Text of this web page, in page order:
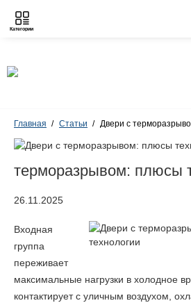
Категории
Главная Статьи Двери с
терморазрывом: плюсы
26.11.2025
Входная
группа
переживает
максимальные нагрузки в холодное
контактирует с уличным воздухом,